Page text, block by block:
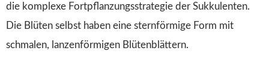
die komplexe Fortpflanzungsstrategie der Sukkulenten.
Die Blüten selbst haben eine sternförmige Form mit
schmalen, lanzenförmigen Blütenblättern.